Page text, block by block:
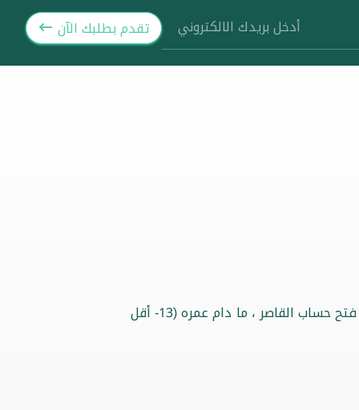
تقدم بطلبك الآن
يمكن للأب أو الوصي القانوني فتح حساب القاصر ، ما دام عمره (13- أقل